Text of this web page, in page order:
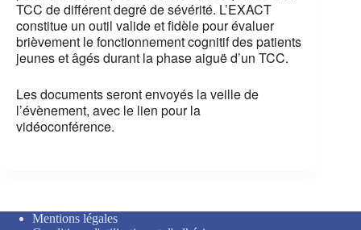
TCC de différent degré de sévérité. L’EXACT
constitue un outil valide et fidèle pour évaluer
brièvement le fonctionnement cognitif des patients
jeunes et âgés durant la phase aiguë d’un TCC.
Les documents seront envoyés la veille de
l’évènement, avec le lien pour la
vidéoconférence.
Mentions légales